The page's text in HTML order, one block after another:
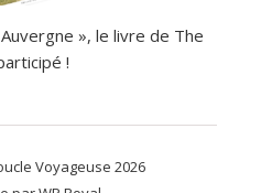
», le livre de The
!
Voyageuse 2026